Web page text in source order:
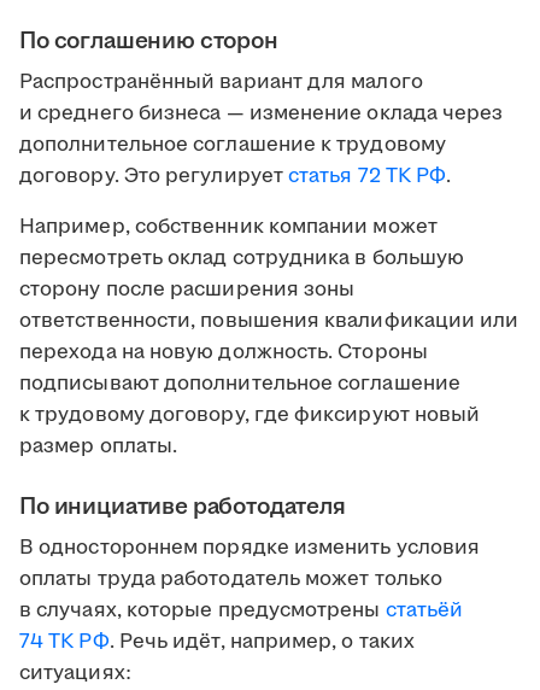
По соглашению сторон
Распространённый вариант для малого
и среднего бизнеса — изменение оклада через
дополнительное соглашение к трудовому
договору. Это регулируетстатья 72 ТК РФ.
Например, собственник компании может
пересмотреть оклад сотрудника в большую
сторону после расширения зоны
ответственности, повышения квалификации или
перехода на новую должность. Стороны
подписывают дополнительное соглашение
к трудовому договору, где фиксируют новый
размер оплаты.
По инициативе работодателя
В одностороннем порядке изменить условия
оплаты труда работодатель может только
в случаях, которые предусмотрены статьёй
74 ТК РФ. Речь идёт, например, о таких
ситуациях: